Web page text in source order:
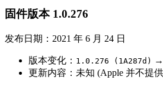
固件版本 1.0.276
发布日期：2021 年 6 月 24 日
版本变化： 1.0.276 (1A287d) →
更新内容：未知 (Apple 并不提